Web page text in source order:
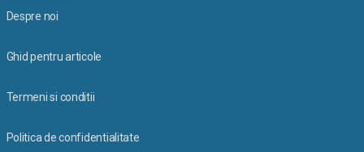
Despre noi
Ghid pentru articole
Termeni si conditii
Politica de confidentialitate